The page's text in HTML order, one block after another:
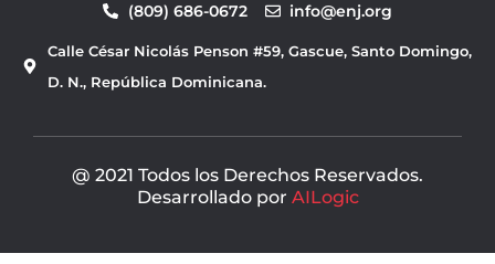
b
o
o
t
b
(809) 686-0672 info@enj.org
Calle César Nicolás Penson #59, Gascue, Santo Domingo,
D. N., República Dominicana.
@ 2021 Todos los Derechos Reservados.
Desarrollado por AILogic